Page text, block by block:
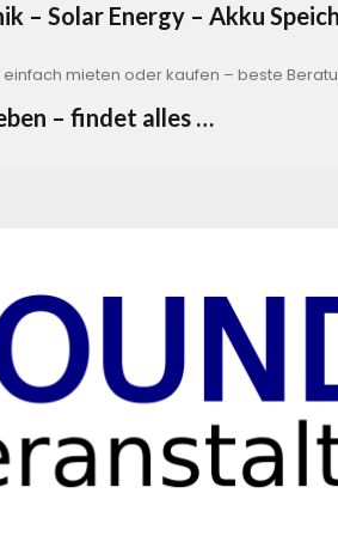
– Solar Energy – Akku
einfach mieten oder kaufen – beste
– findet alles …